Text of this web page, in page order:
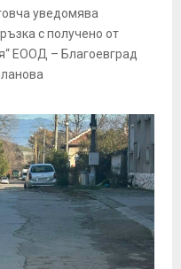
уведомява
с получено от
ЕООД – Благоевград